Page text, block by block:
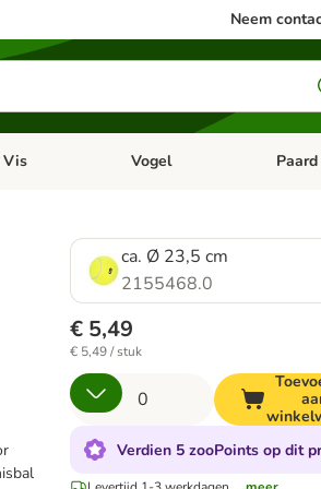
Neem
categorie menu: Kleine dieren
Vis Open categorie menu: Vis
Vogel Open
Paard
ca. Ø 23,5 cm
2155468.0
€ 5,49
€ 5,49 / stuk
Verdien 5 zooPoints op dit